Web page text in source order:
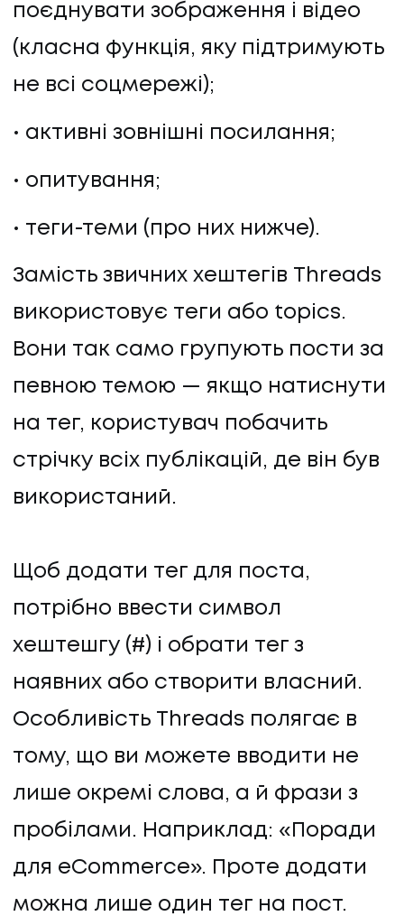
поєднувати зображення і відео
(класна функція, яку підтримують
не всі соцмережі);
активні зовнішні посилання;
опитування;
теги-теми (про них нижче).
Замість звичних хештегів Threads
використовує теги або topics.
Вони так само групують пости за
певною темою — якщо натиснути
на тег, користувач побачить
стрічку всіх публікацій, де він був
використаний.
Щоб додати тег для поста,
потрібно ввести символ
хештешгу (#) і обрати тег з
наявних або створити власний.
Особливість Threads полягає в
тому, що ви можете вводити не
лише окремі слова, а й фрази з
пробілами. Наприклад: «Поради
для eCommerce». Проте додати
можна лише один тег на пост.